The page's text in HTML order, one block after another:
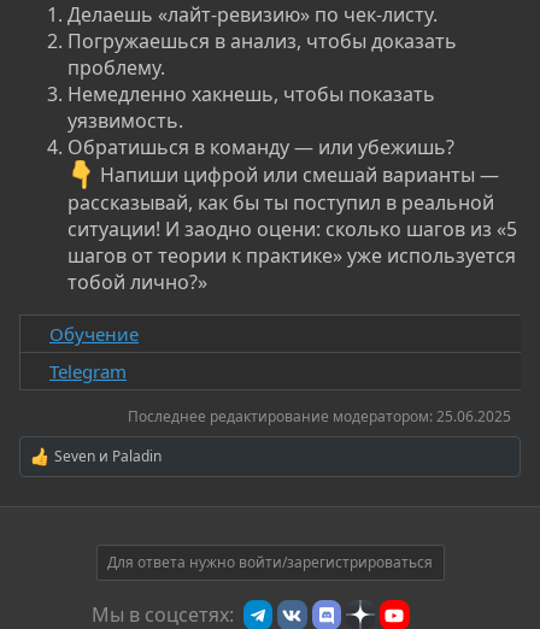
Делаешь «лайт‑ревизию» по чек‑листу.
Погружаешься в анализ, чтобы доказать
проблему.
Немедленно хакнешь, чтобы показать
уязвимость.
Обратишься в команду — или убежишь?
Напиши цифрой или смешай варианты —
рассказывай, как бы ты поступил в реальной
ситуации! И заодно оцени: сколько шагов из «5
шагов от теории к практике» уже используется
тобой лично?»
Обучение
Telegram
Последнее редактирование модератором: 25.06.2025
Р
е
а
Seven и Paladin
Для ответа нужно войти/зарегистрироваться
Мы в соцсетях: